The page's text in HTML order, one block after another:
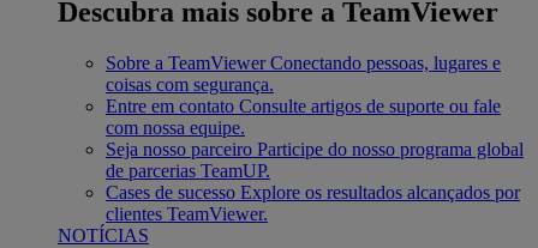
Descubra mais sobre a TeamViewer
Sobre a TeamViewer Conectando pessoas, lugares e
coisas com segurança.
Entre em contato Consulte artigos de suporte ou fale
com nossa equipe.
Seja nosso parceiro Participe do nosso programa global
de parcerias TeamUP.
Cases de sucesso Explore os resultados alcançados por
clientes TeamViewer.
NOTÍCIAS